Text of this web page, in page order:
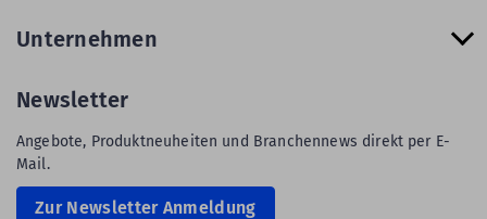
Unternehmen
Newsletter
Angebote, Produktneuheiten und Branchennews direkt per E-
Mail.
Zur Newsletter Anmeldung